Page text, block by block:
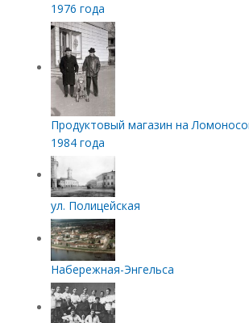
1976 года
Продуктовый магазин на
1984 года
ул. Полицейская
Набережная-Энгельса